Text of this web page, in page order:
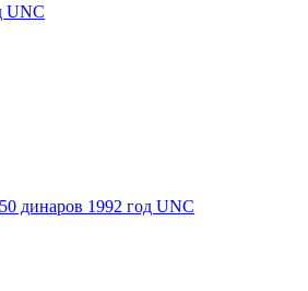
UNC
динаров 1992 год UNC